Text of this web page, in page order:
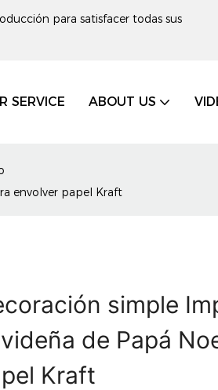
para satisfacer todas sus
SERVICE ABOUT US
envolver papel Kraft
simple
de Papá
Kraft